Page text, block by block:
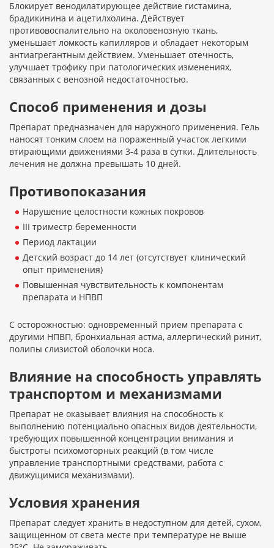
Блокирует венодилатирующее действие гистамина,
брадикинина и ацетилхолина. Действует
противовоспалительно на околовенозную ткань,
уменьшает ломкость капилляров и обладает некоторым
антиагрегантным действием. Уменьшает отечность,
улучшает трофику при патологических изменениях,
связанных с венозной недостаточностью.
Способ применения и дозы
Препарат предназначен для наружного применения. Гель
наносят тонким слоем на пораженный участок легкими
втирающими движениями 3-4 раза в сутки. Длительность
лечения не должна превышать 10 дней.
Противопоказания
Нарушение целостности кожных покровов
III триместр беременности
Период лактации
Детский возраст до 14 лет (отсутствует клинический
опыт применения)
Повышенная чувствительность к компонентам
препарата и НПВП
С осторожностью: одновременный прием препарата с
другими НПВП, бронхиальная астма, аллергический ринит,
полипы слизистой оболочки носа.
Влияние на способность управлять
транспортом и механизмами
Препарат не оказывает влияния на способность к
выполнению потенциально опасных видов деятельности,
требующих повышенной концентрации внимания и
быстроты психомоторных реакций (в том числе
управление транспортными средствами, работа с
движущимися механизмами).
Условия хранения
Препарат следует хранить в недоступном для детей, сухом,
защищенном от света месте при температуре не выше